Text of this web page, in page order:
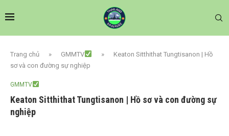
Trang chủ » GMMTV »
Keaton Sitthithat Tungtisanon | Hồ
sơ và con đường sự nghiệp
GMMTV
Keaton Sitthithat Tungtisanon | Hồ sơ và con đường sự
nghiệp